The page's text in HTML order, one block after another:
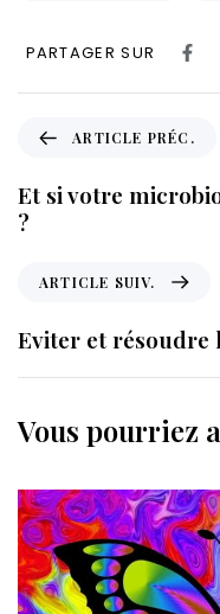
PARTAGER SUR
t
i
c
r
é
.
ARTICLE PRÉC.
Et si votre
?
t
i
c
e
u
i
v
.
ARTICLE SUIV.
Eviter et résoudre
Vous pourriez